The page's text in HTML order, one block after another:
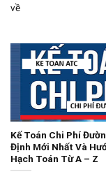
về
Kế Toán Chi Phí
Định Mới Nhất Và
Hạch Toán Từ A – Z